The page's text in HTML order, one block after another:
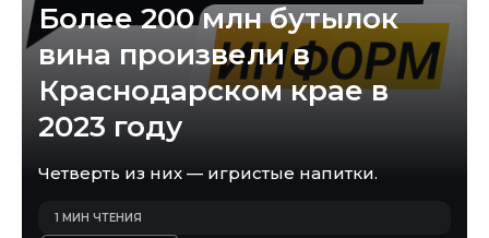
Более 200 млн бутылок
вина произвели в
Краснодарском крае в
2023 году
Четверть из них — игристые напитки.
1 МИН ЧТЕНИЯ